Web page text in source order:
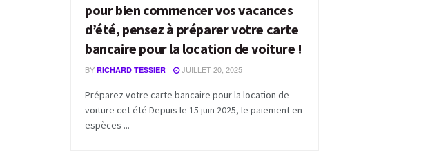
pour bien commencer vos vacances
d’été, pensez à préparer votre carte
bancaire pour la location de voiture !
BY RICHARD TESSIER JUILLET 20, 2025
Préparez votre carte bancaire pour la location de
voiture cet été Depuis le 15 juin 2025, le paiement en
espèces ...